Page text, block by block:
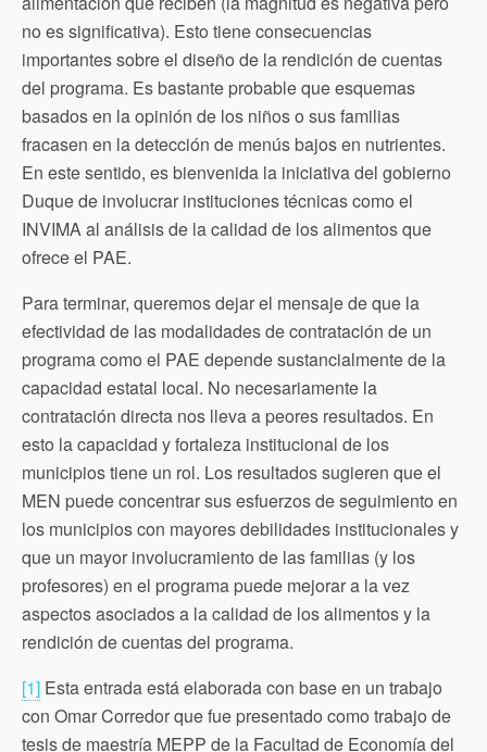
no es significativa). Esto tiene consecuencias
importantes sobre el diseño de la rendición de cuentas
del programa. Es bastante probable que esquemas
basados en la opinión de los niños o sus familias
fracasen en la detección de menús bajos en nutrientes.
En este sentido, es bienvenida la iniciativa del gobierno
Duque de involucrar instituciones técnicas como el
INVIMA al análisis de la calidad de los alimentos que
ofrece el PAE.
Para terminar, queremos dejar el mensaje de que la
efectividad de las modalidades de contratación de un
programa como el PAE depende sustancialmente de la
capacidad estatal local. No necesariamente la
contratación directa nos lleva a peores resultados. En
esto la capacidad y fortaleza institucional de los
municipios tiene un rol. Los resultados sugieren que el
MEN puede concentrar sus esfuerzos de seguimiento en
los municipios con mayores debilidades institucionales y
que un mayor involucramiento de las familias (y los
profesores) en el programa puede mejorar a la vez
aspectos asociados a la calidad de los alimentos y la
rendición de cuentas del programa.
[1] Esta entrada está elaborada con base en un trabajo
con Omar Corredor que fue presentado como trabajo de
tesis de maestría MEPP de la Facultad de Economía del